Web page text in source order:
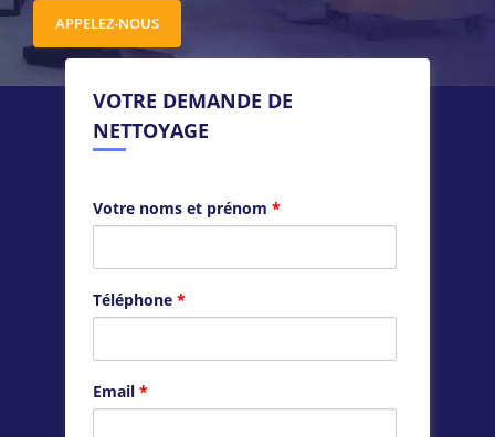
APPELEZ-NOUS
VOTRE DEMANDE DE
NETTOYAGE
Votre noms et prénom *
Téléphone *
Email *